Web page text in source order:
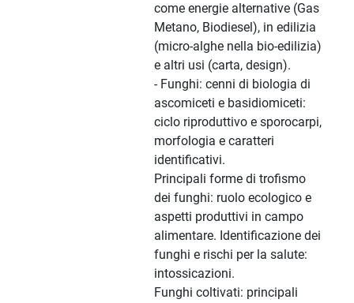
come energie alternative (Gas
Metano, Biodiesel), in edilizia
(micro-alghe nella bio-edilizia)
e altri usi (carta, design).
- Funghi: cenni di biologia di
ascomiceti e basidiomiceti:
ciclo riproduttivo e sporocarpi,
morfologia e caratteri
identificativi.
Principali forme di trofismo
dei funghi: ruolo ecologico e
aspetti produttivi in campo
alimentare. Identificazione dei
funghi e rischi per la salute:
intossicazioni.
Funghi coltivati: principali